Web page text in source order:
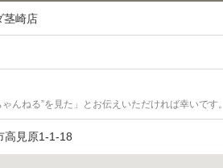
茎崎店
んねる”を見た」とお伝えいただければ幸いです。
見原1-1-18